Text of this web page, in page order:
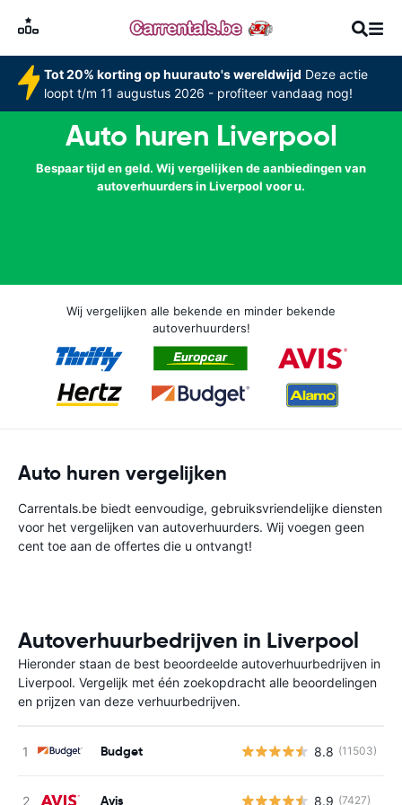
Tot 20% korting op huurauto's wereldwijd Deze actie
loopt t/m 11 augustus 2026 - profiteer vandaag nog!
Auto huren Liverpool
Bespaar tijd en geld. Wij vergelijken de aanbiedingen van
autoverhuurders in Liverpool voor u.
Wij vergelijken alle bekende en minder bekende
autoverhuurders!
Auto huren vergelijken
Carrentals.be biedt eenvoudige, gebruiksvriendelijke diensten
voor het vergelijken van autoverhuurders. Wij voegen geen
cent toe aan de offertes die u ontvangt!
Autoverhuurbedrijven in Liverpool
Hieronder staan de best beoordeelde autoverhuurbedrijven in
Liverpool. Vergelijk met één zoekopdracht alle beoordelingen
en prijzen van deze verhuurbedrijven.
Budget 8.8 (11503)
Avis 8.9 (7427)